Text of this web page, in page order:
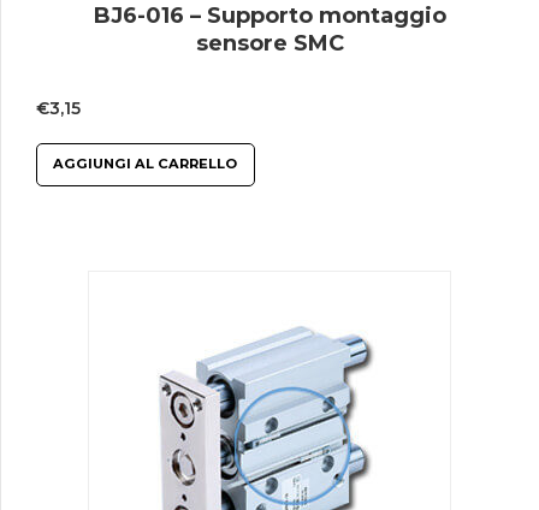
BJ6-016 – Supporto montaggio
sensore SMC
€3,15
AGGIUNGI AL CARRELLO